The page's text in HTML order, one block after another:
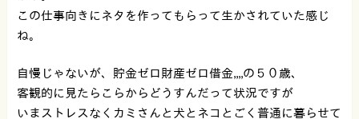
この仕事向きにネタを作ってもらって生かされていた感じ
ね。
自慢じゃないが、貯金ゼロ財産ゼロ借金,,,,の５０歳、
客観的に見たらこらからどうすんだって状況ですが
いまストレスなくカミさんと犬とネコとごく普通に暮らせて